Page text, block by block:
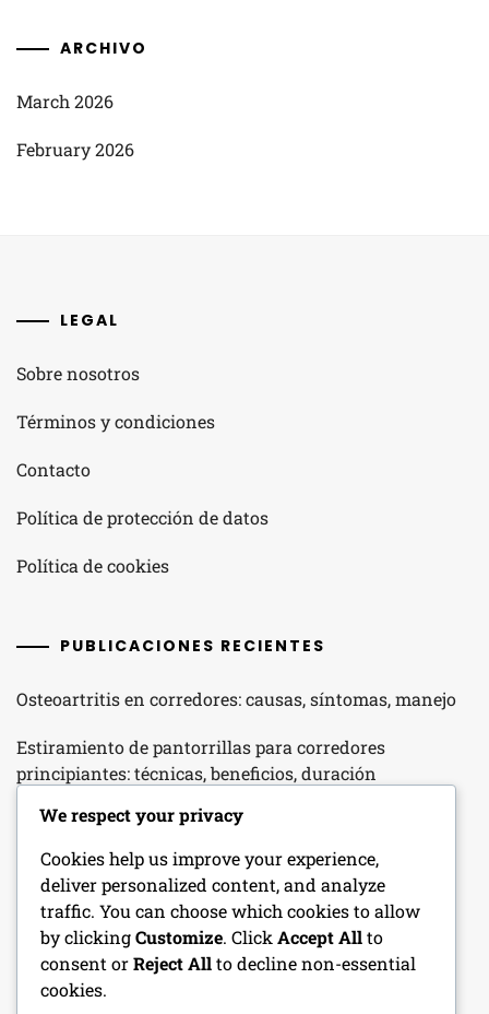
ARCHIVO
March 2026
February 2026
LEGAL
Sobre nosotros
Términos y condiciones
Contacto
Política de protección de datos
Política de cookies
PUBLICACIONES RECIENTES
Osteoartritis en corredores: causas, síntomas, manejo
Estiramiento de pantorrillas para corredores
principiantes: técnicas, beneficios, duración
Terapia de Hielo para el Dolor de Rodilla: Beneficios,
Métodos, Momentos
Tendinitis Patelar en Corredores Principiantes:
Inflamación, Síntomas, Factores de Riesgo
Lesiones de ligamentos en corredores novatos: tipos,
síntomas, recuperación
We respect your privacy
Cookies help us improve your experience,
deliver personalized content, and analyze
traffic. You can choose which cookies to allow
by clickingCustomize. Click Accept Allto
consent orReject Allto decline non-essential
cookies.